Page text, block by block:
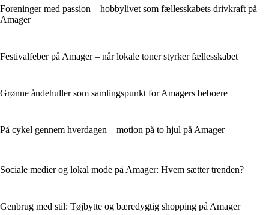
Foreninger med passion – hobbylivet som fællesskabets drivkraft på
Amager
Festivalfeber på Amager – når lokale toner styrker fællesskabet
Grønne åndehuller som samlingspunkt for Amagers beboere
På cykel gennem hverdagen – motion på to hjul på Amager
Sociale medier og lokal mode på Amager: Hvem sætter trenden?
Genbrug med stil: Tøjbytte og bæredygtig shopping på Amager